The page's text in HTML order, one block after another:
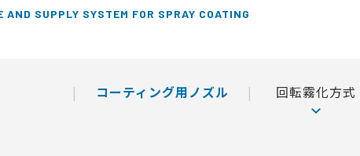
AND SUPPLY SYSTEM FOR SPRAY COATING
コーティング用ノズル 回転霧化方式